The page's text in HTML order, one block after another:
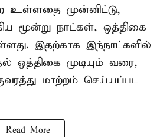
உள்ளதை முன்னிட்டு,
மூன்று நாட்கள், ஒத்திகை
இதற்காக இந்நாட்களில்
ஒத்திகை முடியும் வரை,
மாற்றம் செய்யப்பட
Read More